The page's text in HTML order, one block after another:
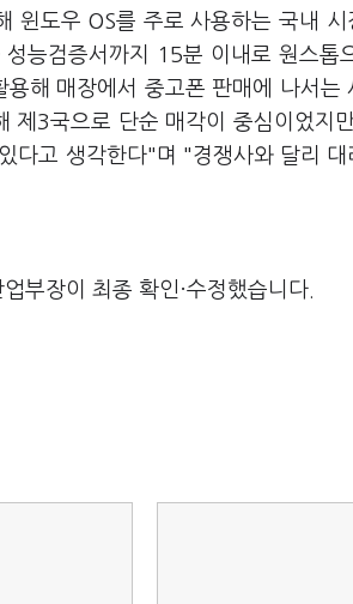
윈도우 OS를 주로 사용하는 국내 시
능검증서까지 15분 이내로 원스톱
해 매장에서 중고폰 판매에 나서는
제3국으로 단순 매각이 중심이었지
다고 생각한다"며 "경쟁사와 달리 대
부장이 최종 확인·수정했습니다.